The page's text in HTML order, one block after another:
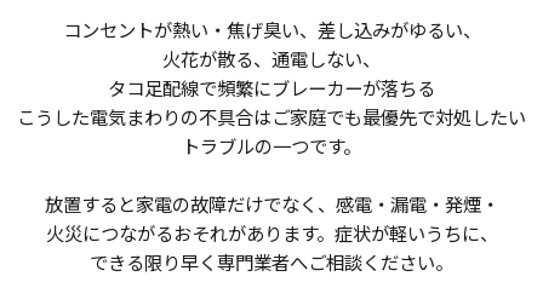
コンセントが熱い・焦げ臭い、差し込みがゆるい、
火花が散る、通電しない、
タコ足配線で頻繁にブレーカーが落ちる――
こうした電気まわりの不具合はご家庭でも最優先で対処したい
トラブルの一つです。
放置すると家電の故障だけでなく、感電・漏電・発煙・
火災につながるおそれがあります。症状が軽いうちに、
できる限り早く専門業者へご相談ください。